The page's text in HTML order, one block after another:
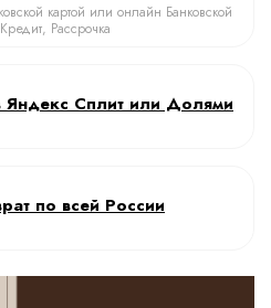
картой или онлайн Банковской
Рассрочка
Яндекс Сплит или Долями
по всей России